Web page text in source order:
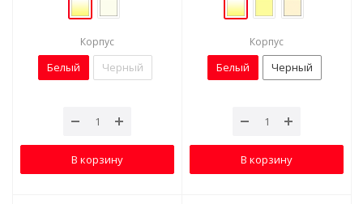
Корпус
Белый Черный
В корзину
Корпус
Белый Черный
В корзину